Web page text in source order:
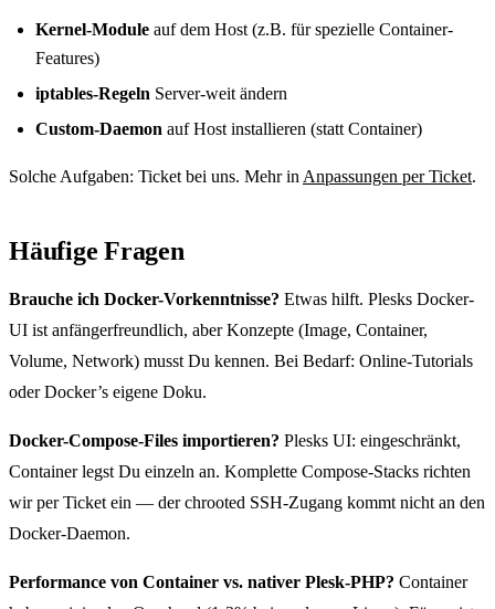
Kernel-Module auf dem Host (z.B. für spezielle Container-
Features)
iptables-Regeln Server-weit ändern
Custom-Daemon auf Host installieren (statt Container)
Solche Aufgaben: Ticket bei uns. Mehr inAnpassungen per Ticket.
Häufige Fragen
Brauche ich Docker-Vorkenntnisse? Etwas hilft. Plesks Docker-
UI ist anfängerfreundlich, aber Konzepte (Image, Container,
Volume, Network) musst Du kennen. Bei Bedarf: Online-Tutorials
oder Docker’s eigene Doku.
Docker-Compose-Files importieren? Plesks UI: eingeschränkt,
Container legst Du einzeln an. Komplette Compose-Stacks richten
wir per Ticket ein — der chrooted SSH-Zugang kommt nicht an den
Docker-Daemon.
Performance von Container vs. nativer Plesk-PHP? Container